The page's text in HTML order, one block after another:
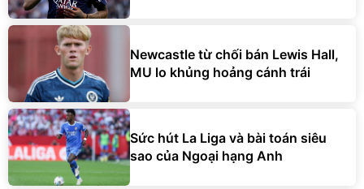
Newcastle từ chối bán Lewis Hall,
MU lo khủng hoảng cánh trái
Sức hút La Liga và bài toán siêu
sao của Ngoại hạng Anh